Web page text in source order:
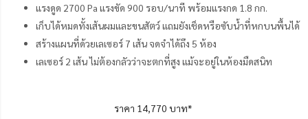
แรงดูด 2700 Pa แรงขัด 900 รอบ/นาที พร้อมแรงกด 1.8 กก.
เก็บได้หมดทั้งเส้นผมและขนสัตว์ แถมยังเช็ดหรือซับน้ำที่หกบนพื้นได้
สร้างแผนที่ด้วยเลเซอร์ 7 เส้น จดจำได้ถึง 5 ห้อง
เลเซอร์ 2 เส้น ไม่ต้องกลัวว่าจะตกที่สูง แม้จะอยู่ในห้องมืดสนิท
ราคา 14,770 บาท*